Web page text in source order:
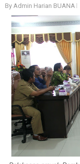
By Admin Harian BUANA